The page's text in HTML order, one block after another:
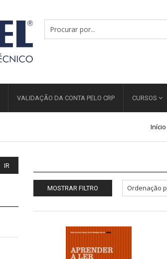
VALIDAÇÃO DA CONTA PELO CRP CURSOS
Início
MOSTRAR FILTRO